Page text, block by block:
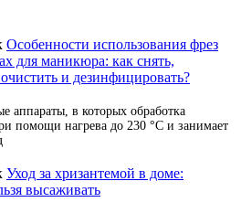
Особенности использования фрез
для маникюра: как снять,
и дезинфицировать?
аппараты, в которых обработка
помощи нагрева до 230 °С и занимает
Уход за хризантемой в доме:
высаживать